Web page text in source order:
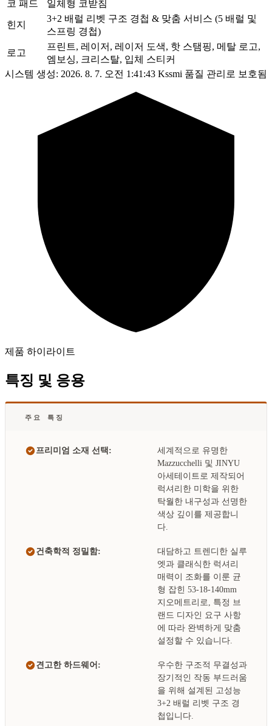
코 패드 일체형 코받침
힌지
3+2 배럴 리벳 구조 경첩 & 맞춤 서비스 (5 배럴 및
스프링 경첩)
로고
프린트, 레이저, 레이저 도색, 핫 스탬핑, 메탈 로고,
엠보싱, 크리스탈, 입체 스티커
시스템 생성: 2026. 8. 7. 오전 1:41:43 Kssmi 품질 관리로 보호됨
제품 하이라이트
특징 및 응용
주요 특징
프리미엄 소재 선택:
세계적으로 유명한
Mazzucchelli 및 JINYU
아세테이트로 제작되어
럭셔리한 미학을 위한
탁월한 내구성과 선명한
색상 깊이를 제공합니
다.
건축학적 정밀함:
대담하고 트렌디한 실루
엣과 클래식한 럭셔리
매력이 조화를 이룬 균
형 잡힌 53-18-140mm
지오메트리로, 특정 브
랜드 디자인 요구 사항
에 따라 완벽하게 맞춤
설정할 수 있습니다.
견고한 하드웨어:
우수한 구조적 무결성과
장기적인 작동 부드러움
을 위해 설계된 고성능
3+2 배럴 리벳 구조 경
첩입니다.